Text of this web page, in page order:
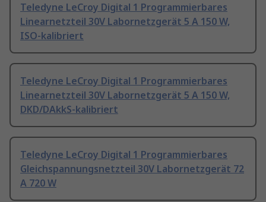
Teledyne LeCroy Digital 1 Programmierbares
Linearnetzteil 30V Labornetzgerät 5 A 150 W,
ISO-kalibriert
Teledyne LeCroy Digital 1 Programmierbares
Linearnetzteil 30V Labornetzgerät 5 A 150 W,
DKD/DAkkS-kalibriert
Teledyne LeCroy Digital 1 Programmierbares
Gleichspannungsnetzteil 30V Labornetzgerät 72
A 720 W